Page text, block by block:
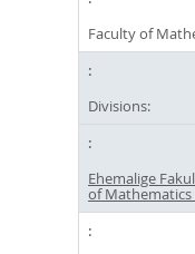
Faculty of
Divisions:
Ehemalige
of Mathematics